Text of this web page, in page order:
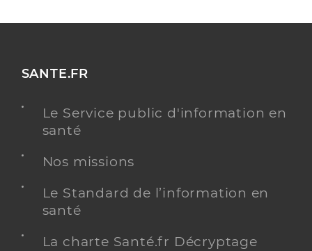
SANTE.FR
Le Service public d'information en
santé
Nos missions
Le Standard de l’information en
santé
La charte Santé.fr Décryptage